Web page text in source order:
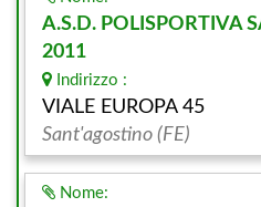
A.S.D. POLISPORTIVA
2011
Indirizzo :
VIALE EUROPA 45
Sant'agostino (FE)
Nome: